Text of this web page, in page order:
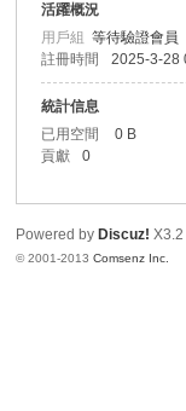
活躍概況
用戶組等待驗證會員
註冊時間
2025-3-28
統計信息
已用空間
0 B
貢獻
0
Powered by Discuz! X3.2
© 2001-2013Comsenz Inc.